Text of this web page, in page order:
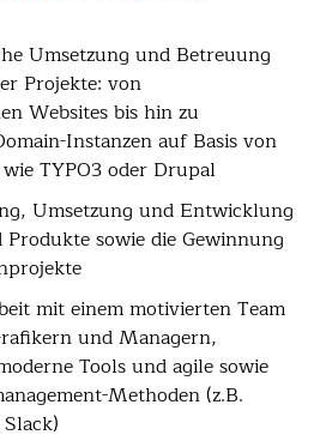
Umsetzung und Betreuung
Projekte: von
Websites bis hin zu
Instanzen auf Basis von
TYPO3 oder Drupal
Umsetzung und Entwicklung
sowie die Gewinnung
mit einem motivierten Team
und Managern,
Tools und agile sowie
Methoden (z.B.